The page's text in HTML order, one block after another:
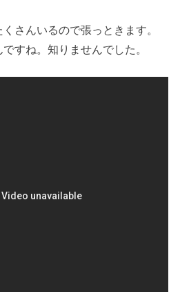
さんいるので張っときます。
すね。知りませんでした。